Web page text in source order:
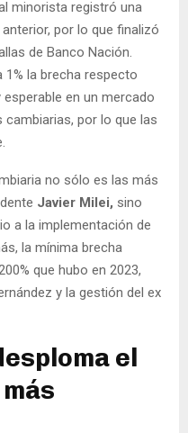
minorista registró una
por lo que finalizó
de Banco Nación.
la brecha respecto
en un mercado
por lo que las
no sólo es las más
Javier Milei, sino
a la implementación de
la mínima brecha
que hubo en 2023,
y la gestión del ex
el